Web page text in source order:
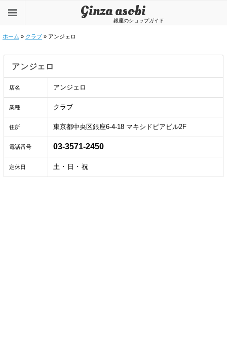
銀座のショップガイド
Ginza asobi
ホーム » クラブ » アンジェロ
アンジェロ
店名 アンジェロ
業種 クラブ
住所 東京都中央区銀座6-4-18 マキシドピアビル2F
電話番号 03-3571-2450
定休日 土 ･ 日 ･ 祝